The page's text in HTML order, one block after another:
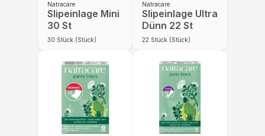
Natracare
Slipeinlage Mini
30 St
30 Stück (Stück)
Natracare
Slipeinlage Ultra
Dünn 22 St
22 Stück (Stück)